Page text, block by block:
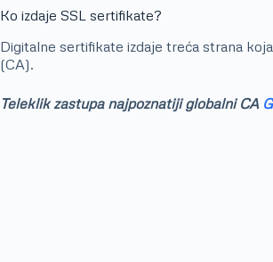
Ko izdaje SSL sertifikate?
Digitalne sertifikate izdaje treća strana
(CA).
Teleklik zastupa najpoznatiji globalni CA